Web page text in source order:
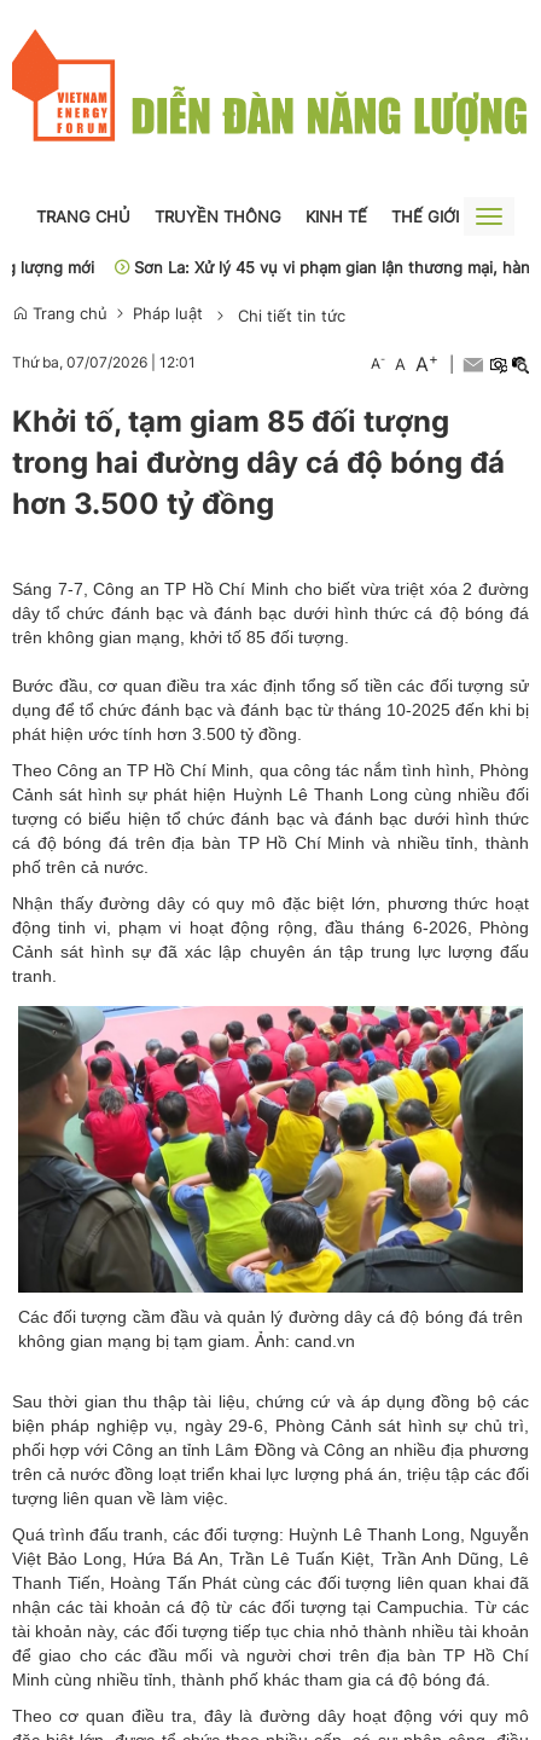
TRANG CHỦ TRUYỀN THÔNG KINH TẾ THẾ GIỚI
Toggle
mới
Sơn La: Xử lý 45 vụ vi phạm gian lận thương mại, hàng giả
Trang chủ Pháp luật Chi tiết tin tức
Thứ ba, 07/07/2026 12:01 A- A A+
Khởi tố, tạm giam 85 đối tượng
trong hai đường dây cá độ bóng đá
hơn 3.500 tỷ đồng
Sáng 7-7, Công an TP Hồ Chí Minh cho biết vừa triệt xóa 2 đường
dây tổ chức đánh bạc và đánh bạc dưới hình thức cá độ bóng đá
trên không gian mạng, khởi tố 85 đối tượng.
Bước đầu, cơ quan điều tra xác định tổng số tiền các đối tượng sử
dụng để tổ chức đánh bạc và đánh bạc từ tháng 10-2025 đến khi bị
phát hiện ước tính hơn 3.500 tỷ đồng.
Theo Công anTP Hồ Chí Minh , qua công tác nắm tình hình, Phòng
Cảnh sát hình sự phát hiện Huỳnh Lê Thanh Long cùng nhiều đối
tượng có biểu hiện tổ chức đánh bạc và đánh bạc dưới hình thức
cá độ bóng đá trên địa bàn TP Hồ Chí Minh và nhiều tỉnh, thành
phố trên cả nước.
Nhận thấy đường dây có quy mô đặc biệt lớn, phương thức hoạt
động tinh vi, phạm vi hoạt động rộng, đầu tháng 6-2026, Phòng
Cảnh sát hình sự đã xác lập chuyên án tập trung lực lượng đấu
tranh.
Các đối tượng cầm đầu và quản lý đường dây cá độ bóng đá trên
không gian mạng bị tạm giam. Ảnh: cand.vn
Sau thời gian thu thập tài liệu, chứng cứ và áp dụng đồng bộ các
biện pháp nghiệp vụ, ngày 29-6, Phòng Cảnh sát hình sự chủ trì,
phối hợp với Công an tỉnh Lâm Đồng và Công an nhiều địa phương
trên cả nước đồng loạt triển khai lực lượng phá án, triệu tập các đối
tượng liên quan về làm việc.
Quá trình đấu tranh, các đối tượng: Huỳnh Lê Thanh Long, Nguyễn
Việt Bảo Long, Hứa Bá An, Trần Lê Tuấn Kiệt, Trần Anh Dũng, Lê
Thanh Tiến, Hoàng Tấn Phát cùng các đối tượng liên quan khai đã
nhận các tài khoản cá độ từ các đối tượng tại Campuchia. Từ các
tài khoản này, các đối tượng tiếp tục chia nhỏ thành nhiều tài khoản
để giao cho các đầu mối và người chơi trên địa bàn TP Hồ Chí
Minh cùng nhiều tỉnh, thành phố khác tham gia cá độ bóng đá.
Theo cơ quan điều tra, đây là đường dây hoạt động với quy mô